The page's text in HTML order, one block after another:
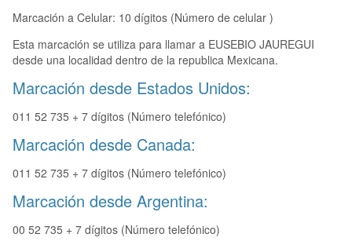
Marcación a Celular: 10 dígitos (Número de celular )
Esta marcación se utiliza para llamar a EUSEBIO JAUREGUI
desde una localidad dentro de la republica Mexicana.
Marcación desde Estados Unidos:
011 52 735 + 7 dígitos (Número telefónico)
Marcación desde Canada:
011 52 735 + 7 dígitos (Número telefónico)
Marcación desde Argentina:
00 52 735 + 7 dígitos (Número telefónico)